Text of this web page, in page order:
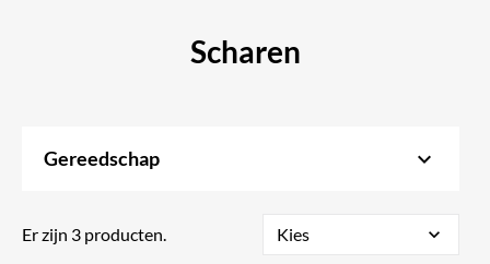
Scharen
Gereedschap keyboard_arrow_down
Er zijn 3 producten. Kies expand_more